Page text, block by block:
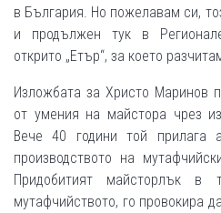
в България. Но пожелавам си,
и продължен тук в
открито „Етър“, за което
Изложбата за Христо Маринов
от умения на майстора чрез
Вече 40 години той прилага
производството на
Придобитият майсторлък в
мутафчийството, го провокира